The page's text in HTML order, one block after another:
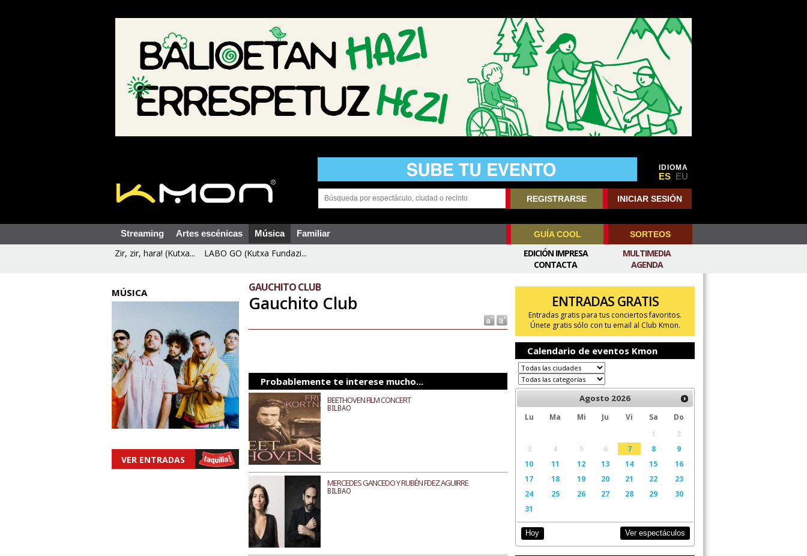
IDIOMA
ES EU
REGISTRARSE INICIAR SESIÓN
Streaming Artes escénicas Música Familiar GUÍA COOL SORTEOS
Zir, zir, hara! (Kutxa... LABO GO (Kutxa Fundazi...
MULTIMEDIA
AGENDA
EDICIÓN IMPRESA
CONTACTA
MÚSICA
VER ENTRADAS
GAUCHITO CLUB
Gauchito Club
Probablemente te interese mucho...
BEETHOVEN FILM CONCERT
BILBAO
MERCEDES GANCEDO Y RUBÉN FDEZ AGUIRRE
BILBAO
ENTRADAS GRATIS
Entradas gratis para tus conciertos favoritos.
Únete gratis sólo con tu email al Club Kmon.
Calendario de eventos Kmon
Agosto 2026
Lu Ma Mi Ju Vi Sa
Do
1
2
3
4 5 6 7 8
9
10
11 12 13 14 15
16
17
18 19 20 21 22
23
24
25 26 27 28 29
30
31
Hoy Ver espectáculos